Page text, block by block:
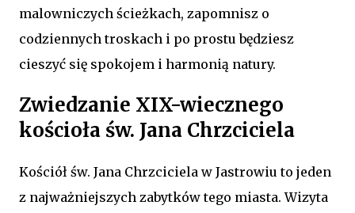
malowniczych ścieżkach, zapomnisz o
codziennych troskach i po prostu będziesz
cieszyć się spokojem i harmonią natury.
Zwiedzanie XIX-wiecznego
kościoła św. Jana Chrzciciela
Kościół św. Jana Chrzciciela w Jastrowiu to jeden
z najważniejszych zabytków tego miasta. Wizyta